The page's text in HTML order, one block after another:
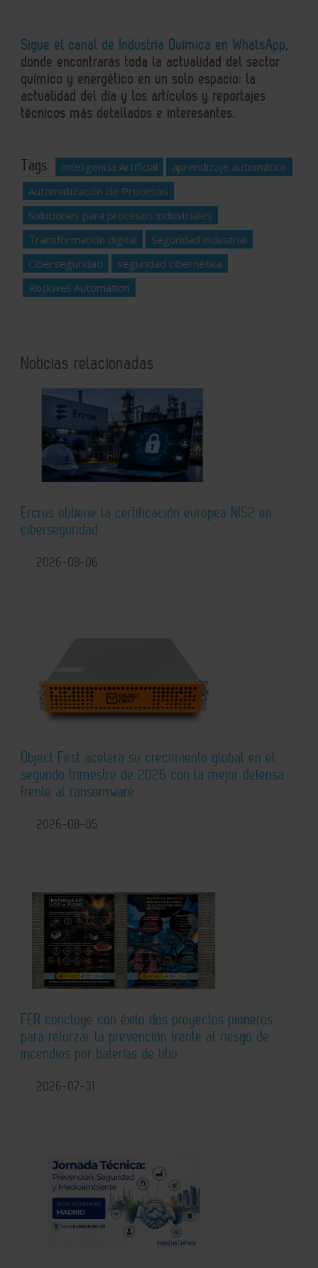
Sigue el canal de Industria Química en WhatsApp,
donde encontrarás toda la actualidad del sector
químico y energético en un solo espacio: la
actualidad del día y los artículos y reportajes
técnicos más detallados e interesantes.
Tags: Inteligencia Artificial
aprendizaje automático
Automatización de Procesos
Soluciones para procesos industriales
Transformación digital
Seguridad industrial
Ciberseguridad
seguridad cibernética
Rockwell Automation
Noticias relacionadas
Ercros obtiene la certificación europea NIS2 en
ciberseguridad
2026-08-06
Object First acelera su crecimiento global en el
segundo trimestre de 2026 con la mejor defensa
frente al ransomware
2026-08-05
FER concluye con éxito dos proyectos pioneros
para reforzar la prevención frente al riesgo de
incendios por baterías de litio
2026-07-31